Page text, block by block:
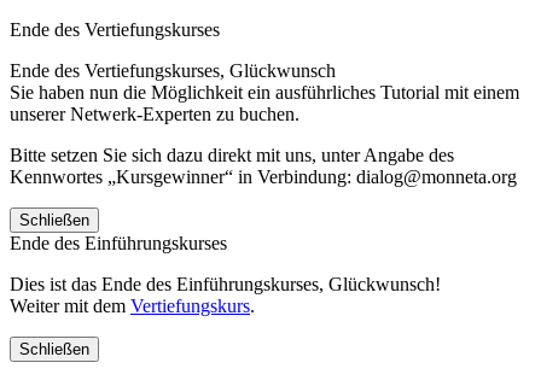
Ende des Vertiefungskurses
Ende des Vertiefungskurses, Glückwunsch
Sie haben nun die Möglichkeit ein ausführliches Tutorial mit einem
unserer Netwerk-Experten zu buchen.
Bitte setzen Sie sich dazu direkt mit uns, unter Angabe des
Kennwortes „Kursgewinner“ in Verbindung: dialog@monneta.org
Schließen
Ende des Einführungskurses
Dies ist das Ende des Einführungskurses, Glückwunsch!
Weiter mit dem Vertiefungskurs.
Schließen